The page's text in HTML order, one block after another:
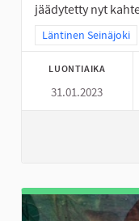
jäädytetty nyt
Rajaa tulokset
Läntinen Seinäjoki
LUONTIAIKA
31.01.2023